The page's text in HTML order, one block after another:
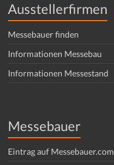
Ausstellerfirmen
Messebauer finden
Informationen Messebau
Informationen Messestand
Messebauer
Eintrag auf Messebauer.com